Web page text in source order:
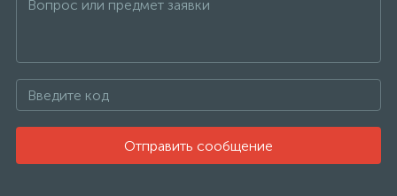
Отправить сообщение